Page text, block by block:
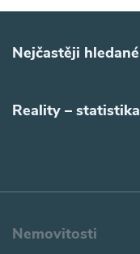
Nejčastěji
Reality – statistika
Nemovitosti